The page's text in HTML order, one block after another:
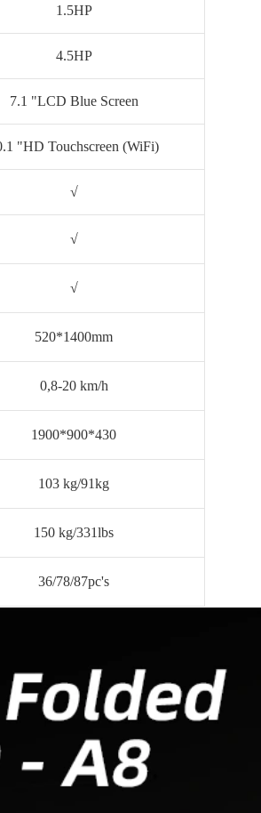
1.5HP
4.5HP
7.1 "LCD Blue Screen
"HD Touchscreen (WiFi)
√
√
√
520*1400mm
0,8-20 km/h
1900*900*430
103 kg/91kg
150 kg/331lbs
36/78/87pc's